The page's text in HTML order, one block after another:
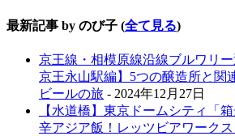
最新記事 by のび子 (全て見る)
京王線・相模原線沿線ブルワリ
京王永山駅編】5つの醸造所と関
ビールの旅 - 2024年12月27日
【水道橋】東京ドームシティ「
辛アジア飯！レッツビアワーク